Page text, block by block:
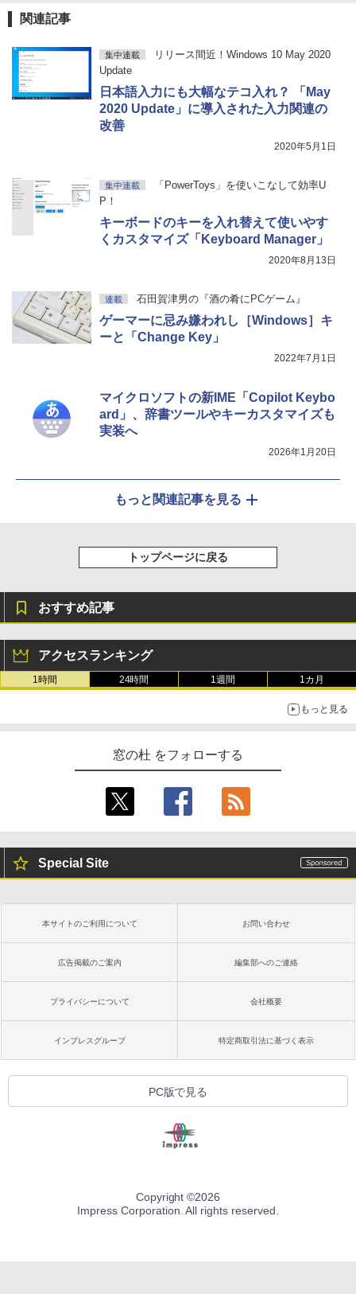
関連記事
集中連載
リリース間近！Windows 10 May 2020
Update
日本語入力にも大幅なテコ入れ？ 「May
2020 Update」に導入された入力関連の
改善
2020年5月1日
集中連載
「PowerToys」を使いこなして効率U
P！
キーボードのキーを入れ替えて使いやす
くカスタマイズ「Keyboard Manager」
2020年8月13日
連載 石田賀津男の『酒の肴にPCゲーム』
ゲーマーに忌み嫌われし［Windows］キ
ーと「Change Key」
2022年7月1日
マイクロソフトの新IME「Copilot Keybo
ard」、辞書ツールやキーカスタマイズも
実装へ
2026年1月20日
もっと関連記事を見る
トップページに戻る
おすすめ記事
アクセスランキング
1時間 24時間 1週間 1カ月
もっと見る
窓の杜 をフォローする
Special Site
本サイトのご利用について お問い合わせ
広告掲載のご案内 編集部へのご連絡
プライバシーについて 会社概要
インプレスグループ 特定商取引法に基づく表示
PC版で見る
Copyright ©2026
Impress Corporation. All rights reserved.